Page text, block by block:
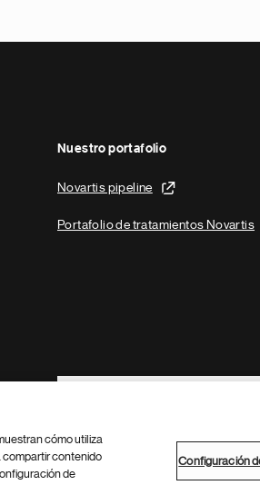
Nuestro portafolio
Novartis pipeline
Portafolio de tratamientos Novartis
Footer Site Search
cómo utiliza
compartir contenido
de
Configuración